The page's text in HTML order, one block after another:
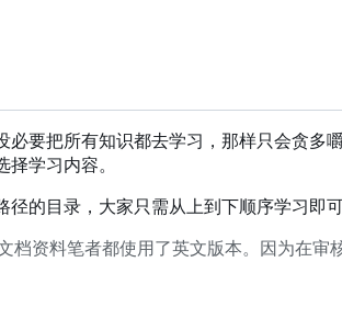
要把所有知识都去学习，那样只会贪
学习内容。
的目录，大家只需从上到下顺序学习即可
资料笔者都使用了英文版本。因为在审